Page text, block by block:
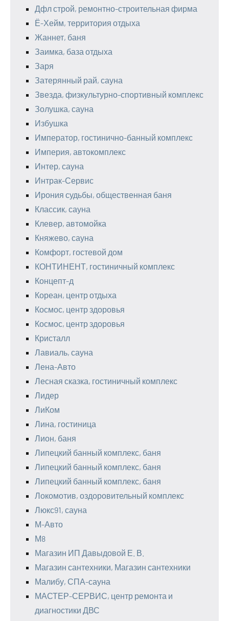
Дфл строй, ремонтно-строительная фирма
Ё-Хейм, территория отдыха
Жаннет, баня
Заимка, база отдыха
Заря
Затерянный рай, сауна
Звезда, физкультурно-спортивный комплекс
Золушка, сауна
Избушка
Император, гостинично-банный комплекс
Империя, автокомплекс
Интер, сауна
Интрак-Сервис
Ирония судьбы, общественная баня
Классик, сауна
Клевер, автомойка
Княжево, сауна
Комфорт, гостевой дом
КОНТИНЕНТ, гостиничный комплекс
Концепт-д
Кореан, центр отдыха
Космос, центр здоровья
Космос, центр здоровья
Кристалл
Лавиаль, сауна
Лена-Авто
Лесная сказка, гостиничный комплекс
Лидер
ЛиКом
Лина, гостиница
Лион, баня
Липецкий банный комплекс, баня
Липецкий банный комплекс, баня
Липецкий банный комплекс, баня
Локомотив, оздоровительный комплекс
Люкс91, сауна
М-Авто
М8
Магазин ИП Давыдовой Е. В.
Магазин сантехники, Магазин сантехники
Малибу, СПА-сауна
МАСТЕР-СЕРВИС, центр ремонта и
диагностики ДВС